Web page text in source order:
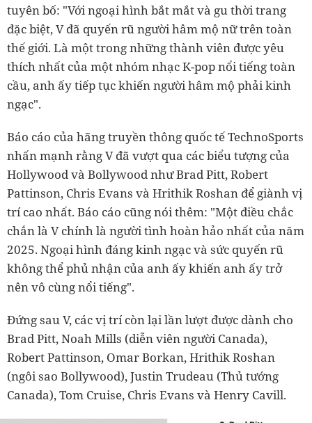
tuyên bố: "Với ngoại hình bắt mắt và gu thời trang
đặc biệt, V đã quyến rũ người hâm mộ nữ trên toàn
thế giới. Là một trong những thành viên được yêu
thích nhất của một nhóm nhạc K-pop nổi tiếng toàn
cầu, anh ấy tiếp tục khiến người hâm mộ phải kinh
ngạc".
Báo cáo của hãng truyền thông quốc tế TechnoSports
nhấn mạnh rằng V đã vượt qua các biểu tượng của
Hollywood và Bollywood như Brad Pitt, Robert
Pattinson, Chris Evans và Hrithik Roshan để giành vị
trí cao nhất. Báo cáo cũng nói thêm: "Một điều chắc
chắn là V chính là người tình hoàn hảo nhất của năm
2025. Ngoại hình đáng kinh ngạc và sức quyến rũ
không thể phủ nhận của anh ấy khiến anh ấy trở
nên vô cùng nổi tiếng".
Đứng sau V, các vị trí còn lại lần lượt được dành cho
Brad Pitt, Noah Mills (diễn viên người Canada),
Robert Pattinson, Omar Borkan, Hrithik Roshan
(ngôi sao Bollywood), Justin Trudeau (Thủ tướng
Canada), Tom Cruise, Chris Evans và Henry Cavill.